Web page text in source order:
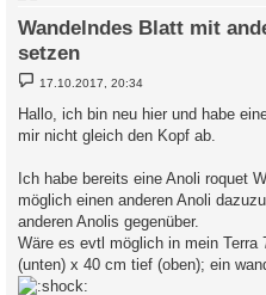
Wandelndes Blatt mit
setzen
B
e
i
t
r
17.10.2017, 20:34
Hallo, ich bin neu hier und habe
mir nicht gleich den Kopf ab.
Ich habe bereits eine Anoli roquet
möglich einen anderen Anoli
anderen Anolis gegenüber.
Wäre es evtl möglich in mein
(unten) x 40 cm tief (oben); ein